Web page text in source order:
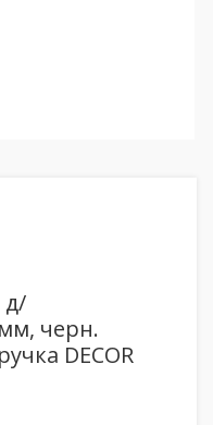
д/
черн.
DECOR